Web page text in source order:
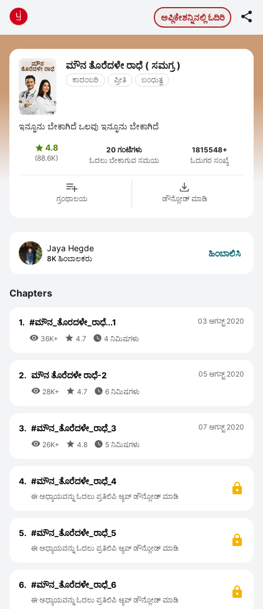
ಅಪ್ಲಿಕೇಶನ್ನಿನಲ್ಲಿ ಓದಿರಿ 
ಮೌನ ತೊರೆದಳೇ ರಾಧೆ ( ಸಮಗ್ರ )
ಕಾದಂಬರಿ ಪ್ರೀತಿ ಬಂಧುತ್ವ
ಇನ್ನೂನು ಬೇಕಾಗಿದೆ ಒಲವು ಇನ್ನೂನು ಬೇಕಾಗಿದೆ
4.8
(88.6K)
20 ಗಂಟೆಗಳು
ಓದಲು ಬೇಕಾಗುವ ಸಮಯ
1815548+
ಓದುಗರ ಸಂಖ್ಯೆ
ಗ್ರಂಥಾಲಯ ಡೌನ್ಲೋಡ್ ಮಾಡಿ
Jaya Hegde
8K ಹಿಂಬಾಲಕರು
ಹಿಂಬಾಲಿಸಿ
Chapters
1. #ಮೌನ_ತೊರದಳೇ_ರಾಧೆ...1
 36K+  4.7  4 ನಿಮಿಷಗಳು
03 ಆಗಸ್ಟ್ 2020
2. ಮೌನ ತೊರೆದಳೇ ರಾಧೆ-2
 28K+  4.7  6 ನಿಮಿಷಗಳು
05 ಆಗಸ್ಟ್ 2020
3. #ಮೌನ_ತೊರೆದಳೇ_ರಾಧೆ_3
 26K+  4.8  5 ನಿಮಿಷಗಳು
07 ಆಗಸ್ಟ್ 2020
4. #ಮೌನ_ತೊರೆದಳೇ_ರಾಧೆ_4
ಈ ಅಧ್ಯಾಯವನ್ನು ಓದಲು ಪ್ರತಿಲಿಪಿ ಆ್ಯಪ್ ಡೌನ್ಲೋಡ್ ಮಾಡಿ
5. #ಮೌನ_ತೊರೆದಳೇ_ರಾಧೆ_5
ಈ ಅಧ್ಯಾಯವನ್ನು ಓದಲು ಪ್ರತಿಲಿಪಿ ಆ್ಯಪ್ ಡೌನ್ಲೋಡ್ ಮಾಡಿ
6. #ಮೌನ_ತೊರೆದಳೇ_ರಾಧೆ_6
ಈ ಅಧ್ಯಾಯವನ್ನು ಓದಲು ಪ್ರತಿಲಿಪಿ ಆ್ಯಪ್ ಡೌನ್ಲೋಡ್ ಮಾಡಿ